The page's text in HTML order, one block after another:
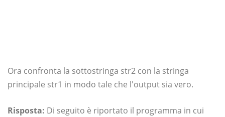
Ora confronta la sottostringa str2 con la stringa
principale str1 in modo tale che l'output sia vero.
Risposta: Di seguito è riportato il programma in cui